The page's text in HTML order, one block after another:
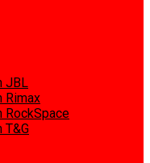
JBL
Rimax
RockSpace
T&G